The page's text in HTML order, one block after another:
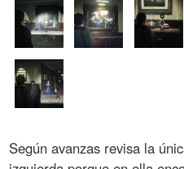
Según avanzas revisa la